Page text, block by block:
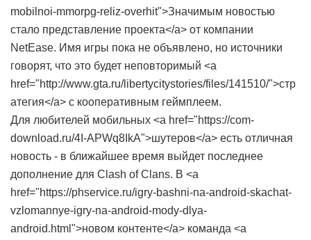
mobilnoi-mmorpg-reliz-overhit">Значимым новостью
стало представление проекта</a> от компании
NetEase. Имя игры пока не объявлено, но источники
говорят, что это будет неповторимый <a
href="http://www.gta.ru/libertycitystories/files/141510/">стр
атегия</a> с кооперативным геймплеем.
Для любителей мобильных <a href="https://com-
download.ru/4I-APWq8IkA">шутеров</a> есть отличная
новость - в ближайшее время выйдет последнее
дополнение для Clash of Clans. В <a
href="https://phservice.ru/igry-bashni-na-android-skachat-
vzlomannye-igry-na-android-mody-dlya-
android.html">новом контенте</a> команда <a